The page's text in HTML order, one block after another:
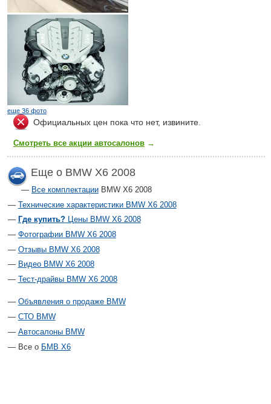
еще 36 фото
Официальных цен пока что нет, извините.
Смотреть все акции автосалонов →
Еще о BMW X6 2008
Все комплектации BMW X6 2008
Технические характеристики BMW X6 2008
Где купить?Цены BMW X6 2008
Фотографии BMW X6 2008
Отзывы BMW X6 2008
Видео BMW X6 2008
Тест-драйвы BMW X6 2008
Объявления о продаже BMW
СТО BMW
Автосалоны BMW
Все о БМВ Х6